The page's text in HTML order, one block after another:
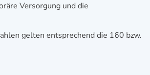
Versorgung und die
gelten entsprechend die 160 bzw.